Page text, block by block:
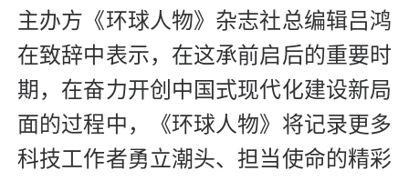
主办方《环球人物》杂志社总编辑吕鸿
在致辞中表示，在这承前启后的重要时
期，在奋力开创中国式现代化建设新局
面的过程中，《环球人物》将记录更多
科技工作者勇立潮头、担当使命的精彩